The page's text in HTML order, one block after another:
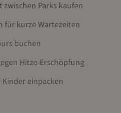
Parks kaufen
für kurze Wartezeiten
buchen
Hitze-Erschöpfung
einpacken